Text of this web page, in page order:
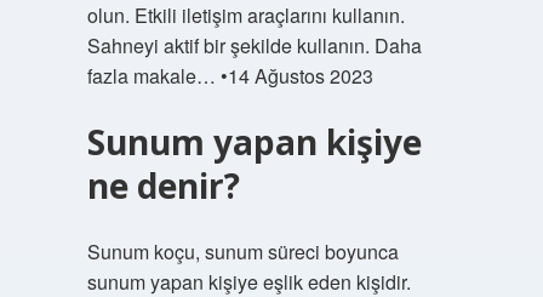
olun. Etkili iletişim araçlarını kullanın.
Sahneyi aktif bir şekilde kullanın. Daha
fazla makale… •14 Ağustos 2023
Sunum yapan kişiye
ne denir?
Sunum koçu, sunum süreci boyunca
sunum yapan kişiye eşlik eden kişidir.